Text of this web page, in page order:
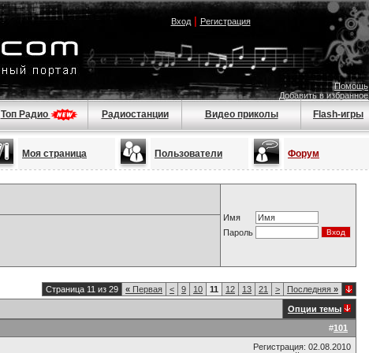
Вход| Регистрация
Помощь
Добавить в избранное
Топ Радио Радиостанции Видео приколы Flash-игры
Моя страница Пользователи Форум
Имя
Пароль
Страница 11 из 29 « Первая < 9 10 11 12 13 21 > Последняя »
Опции темы
#101
Регистрация: 02.08.2010